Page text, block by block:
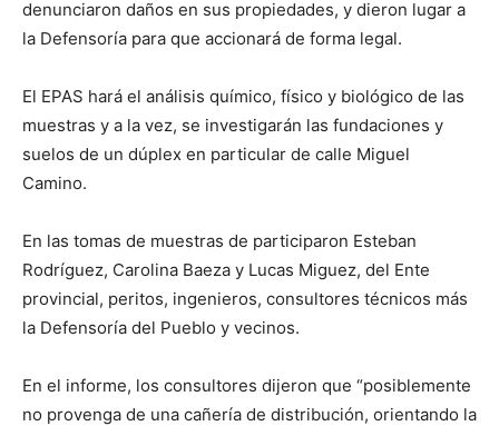
denunciaron daños en sus propiedades, y dieron lugar a
la Defensoría para que accionará de forma legal.
El EPAS hará el análisis químico, físico y biológico de las
muestras y a la vez, se investigarán las fundaciones y
suelos de un dúplex en particular de calle Miguel
Camino.
En las tomas de muestras de participaron Esteban
Rodríguez, Carolina Baeza y Lucas Miguez, del Ente
provincial, peritos, ingenieros, consultores técnicos más
la Defensoría del Pueblo y vecinos.
En el informe, los consultores dijeron que “posiblemente
no provenga de una cañería de distribución, orientando la